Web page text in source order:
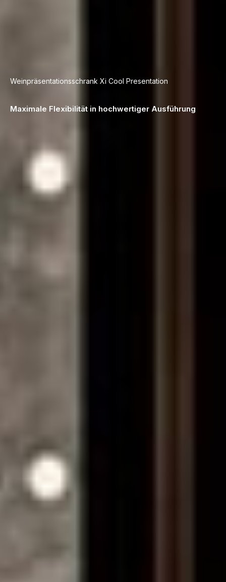
Weinpräsentations­­schrank­ Xi Cool Presentation
Maximale Flexibilität in hochwertiger Ausführung